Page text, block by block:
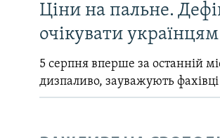
Ціни на пальне.
очікувати
5 серпня вперше за останній
дизпаливо, зауважують фахівці